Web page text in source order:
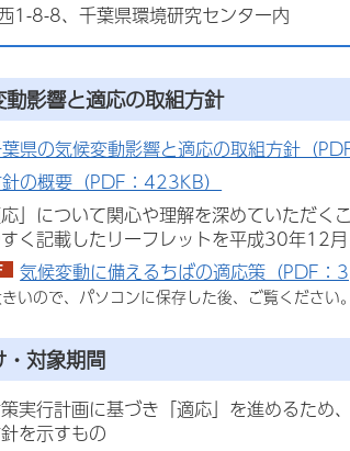
1-8-8、千葉県環境研究センター内
影響と適応の取組方針
県の気候変動影響と適応の取組方針（
の概要（PDF：423KB）
」について関心や理解を深めていただ
く記載したリーフレットを平成30年12
気候変動に備えるちばの適応策（PDF：
いので、パソコンに保存した後、ご覧ください
対象期間
実行計画に基づき「適応」を進めるた
を示すもの